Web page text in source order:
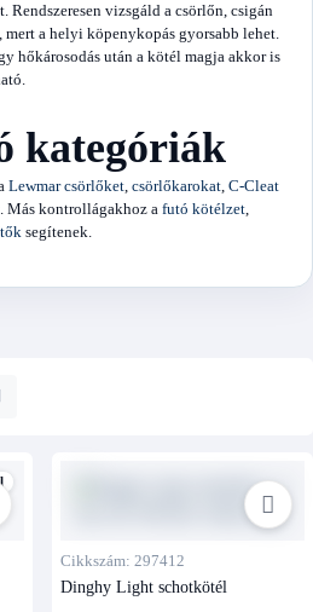
Rendszeresen vizsgáld a csörlőn, csigán
a helyi köpenykopás gyorsabb lehet.
hőkárosodás után a kötél magja akkor is
kategóriák
Lewmar csörlőket csörlőkarokat C-Cleat
. Más kontrollágakhoz a futó kötélzet
segítenek.
Cikkszám: 297412
Dinghy Light schotkötél